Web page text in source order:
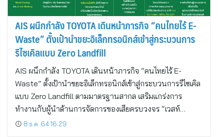
AIS ผนึกกำลัง TOYOTA เดินหน้าภารกิจ “คนไทยไร้ E-
Waste” ตั้งเป้านำขยะอิเล็กทรอนิกส์เข้าสู่กระบวนการ
รีไซเคิลแบบ Zero Landfill
AIS ผนึกกำลัง TOYOTA เดินหน้าภารกิจ “คนไทยไร้ E-
Waste” ตั้งเป้านำขยะอิเล็กทรอนิกส์เข้าสู่กระบวนการรีไซเคิล
แบบ Zero Landfill ตามมาตรฐานสากล เสริมแกร่งการ
ทำงานกับผู้นำด้านการจัดการของเสียครบวงจร “เวสท์…
8 ธ.ค. 64 16:29